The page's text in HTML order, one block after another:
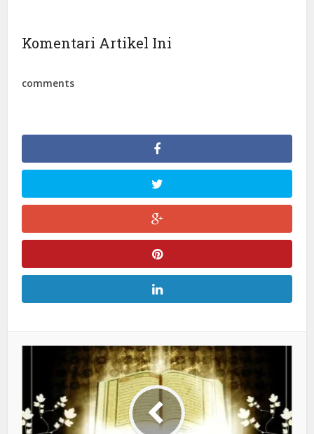
Komentari Artikel Ini
comments